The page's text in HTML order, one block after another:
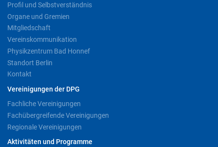
Profil und Selbstverständnis
Organe und Gremien
Mitgliedschaft
Vereinskommunikation
Physikzentrum Bad Honnef
Standort Berlin
Kontakt
Vereinigungen der DPG
Fachliche Vereinigungen
Fachübergreifende Vereinigungen
Regionale Vereinigungen
Aktivitäten und Programme